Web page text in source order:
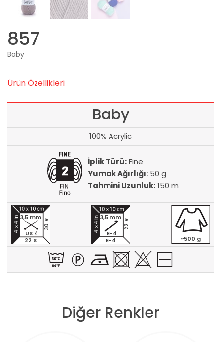
857
Baby
Ürün Özellikleri
Baby
100% Acrylic
İplik Türü:Fine
Yumak Ağırlığı: 50 g
Tahmini Uzunluk:150 m
22 S
30 R
3,5 mm
US 4
E-4
22 R
3,5 mm
E-4
~500 g
Diğer Renkler